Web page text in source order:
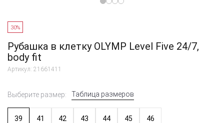
30%
Рубашка в клетку OLYMP Level Five 24/7,
body fit
Артикул: 21661411
Выберите размер: Таблица размеров
39 41 42 43 44 45 46